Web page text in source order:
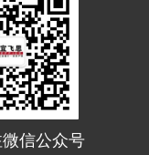
信公众号